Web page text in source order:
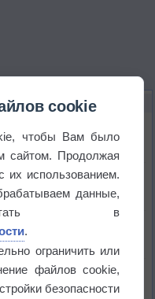
через тень
морские волны тепла
cookie
чтобы Вам было
сайтом. Продолжая
их использованием.
данные,
в
.
ограничить или
файлов cookie,
безопасности